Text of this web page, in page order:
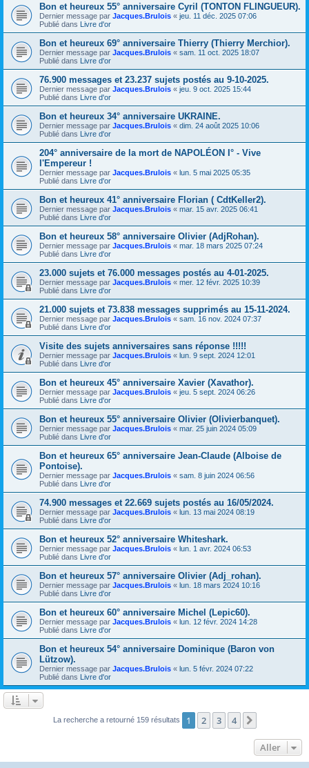
Bon et heureux 55° anniversaire Cyril (TONTON FLINGUEUR).
Dernier message par Jacques.Brulois « jeu. 11 déc. 2025 07:06
Publié dans Livre d'or
Bon et heureux 69° anniversaire Thierry (Thierry Merchior).
Dernier message par Jacques.Brulois « sam. 11 oct. 2025 18:07
Publié dans Livre d'or
76.900 messages et 23.237 sujets postés au 9-10-2025.
Dernier message par Jacques.Brulois « jeu. 9 oct. 2025 15:44
Publié dans Livre d'or
Bon et heureux 34° anniversaire UKRAINE.
Dernier message par Jacques.Brulois « dim. 24 août 2025 10:06
Publié dans Livre d'or
204° anniversaire de la mort de NAPOLÉON I° - Vive
l'Empereur !
Dernier message par Jacques.Brulois « lun. 5 mai 2025 05:35
Publié dans Livre d'or
Bon et heureux 41° anniversaire Florian ( CdtKeller2).
Dernier message par Jacques.Brulois « mar. 15 avr. 2025 06:41
Publié dans Livre d'or
Bon et heureux 58° anniversaire Olivier (AdjRohan).
Dernier message par Jacques.Brulois « mar. 18 mars 2025 07:24
Publié dans Livre d'or
23.000 sujets et 76.000 messages postés au 4-01-2025.
Dernier message par Jacques.Brulois « mer. 12 févr. 2025 10:39
Publié dans Livre d'or
21.000 sujets et 73.838 messages supprimés au 15-11-2024.
Dernier message par Jacques.Brulois « sam. 16 nov. 2024 07:37
Publié dans Livre d'or
Visite des sujets anniversaires sans réponse !!!!!
Dernier message par Jacques.Brulois « lun. 9 sept. 2024 12:01
Publié dans Livre d'or
Bon et heureux 45° anniversaire Xavier (Xavathor).
Dernier message par Jacques.Brulois « jeu. 5 sept. 2024 06:26
Publié dans Livre d'or
Bon et heureux 55° anniversaire Olivier (Olivierbanquet).
Dernier message par Jacques.Brulois « mar. 25 juin 2024 05:09
Publié dans Livre d'or
Bon et heureux 65° anniversaire Jean-Claude (Alboise de
Pontoise).
Dernier message par Jacques.Brulois « sam. 8 juin 2024 06:56
Publié dans Livre d'or
74.900 messages et 22.669 sujets postés au 16/05/2024.
Dernier message par Jacques.Brulois « lun. 13 mai 2024 08:19
Publié dans Livre d'or
Bon et heureux 52° anniversaire Whiteshark.
Dernier message par Jacques.Brulois « lun. 1 avr. 2024 06:53
Publié dans Livre d'or
Bon et heureux 57° anniversaire Olivier (Adj_rohan).
Dernier message par Jacques.Brulois « lun. 18 mars 2024 10:16
Publié dans Livre d'or
Bon et heureux 60° anniversaire Michel (Lepic60).
Dernier message par Jacques.Brulois « lun. 12 févr. 2024 14:28
Publié dans Livre d'or
Bon et heureux 54° anniversaire Dominique (Baron von
Lützow).
Dernier message par Jacques.Brulois « lun. 5 févr. 2024 07:22
Publié dans Livre d'or
La recherche a retourné 159 résultats 1 2 3 4
Aller